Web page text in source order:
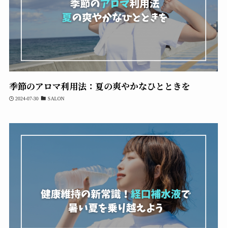
季節のアロマ利用法：夏の爽やかなひとときを
2024-07-30 SALON